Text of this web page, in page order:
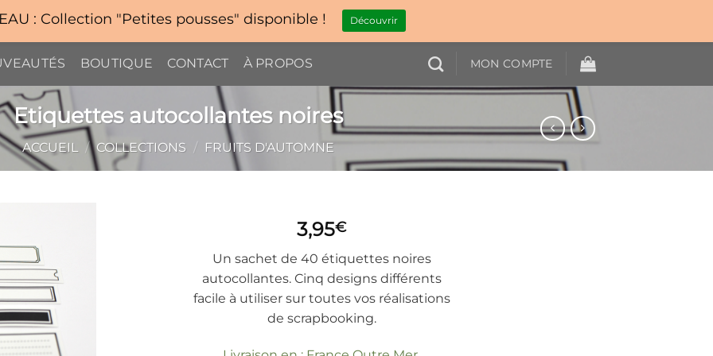
BOUTIQUE CONTACT À PROPOS MON COMPTE
Etiquettes autocollantes noires
ACCUEIL / COLLECTIONS / FRUITS D'AUTOMNE
3,95€
Un sachet de 40 étiquettes noires
autocollantes. Cinq designs différents
facile à utiliser sur toutes vos réalisations
de scrapbooking.
: Collection "Petites pousses" disponible ! Découvrir